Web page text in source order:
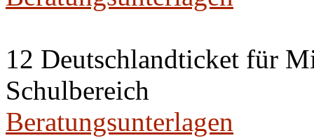
12 Deutschlandticket für
Schulbereich
Beratungsunterlagen